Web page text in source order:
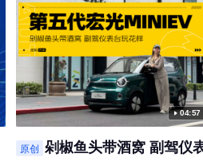
04:57
原创
剁椒鱼头带酒窝 副驾仪